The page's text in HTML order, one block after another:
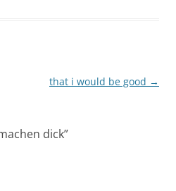
that i would be good →
dick”